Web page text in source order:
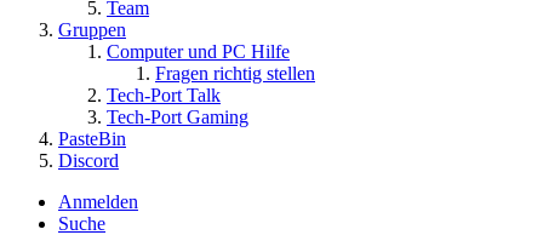
Team
Gruppen
Computer und PC Hilfe
Fragen richtig stellen
Tech-Port Talk
Tech-Port Gaming
PasteBin
Discord
Anmelden
Suche